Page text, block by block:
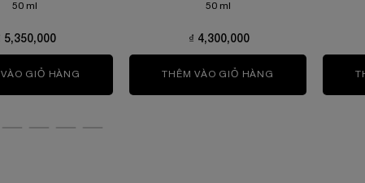
H.C.F TRIPLE
50 ml
5,350,000
GIỎ HÀNG (MỞ BÁN SỚM) SERUM THAY ĐỔI BIỂU HIỆN TUỔI DA
50 ml
₫ 4,300,000
THÊM VÀO GIỎ HÀNG KEM DƯỠNG